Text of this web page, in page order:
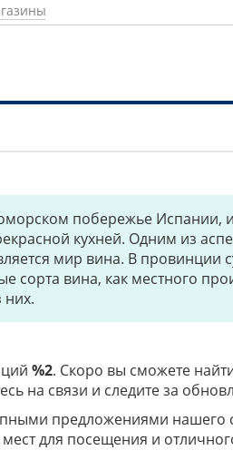
побережье Испании,
кухней. Одним из
мир вина. В провинции
вина, как местного
них.
%2. Скоро вы сможете
на связи и следите за
предложениями нашего
для посещения и